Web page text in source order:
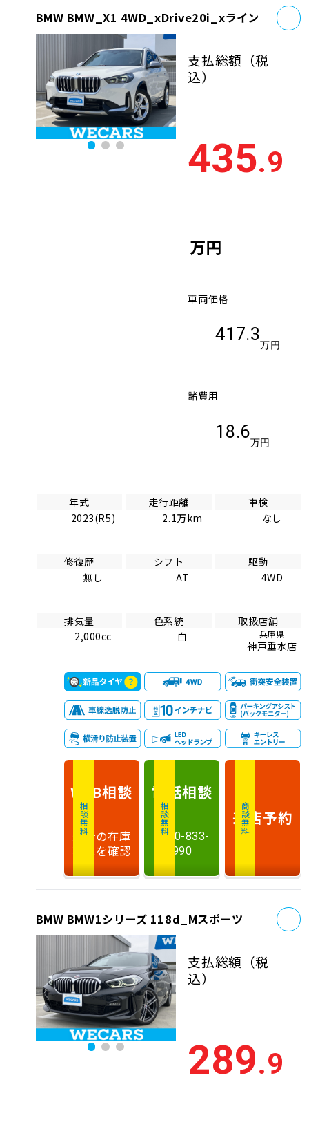
BMW BMW_X1 4WD_xDrive20i_xライン
支払総額 （税
込）
435.9
万円
車両価格
417.3
万円
諸費用
18.6
万円
年式
2023(R5)
走行距離
2.1万km
車検
なし
修復歴
無し
シフト
AT
駆動
4WD
排気量
2,000cc
色系統
白
取扱店舗
兵庫県
神戸垂水店
相談無料
WEB相談
最新の在庫
状況を確認
相談無料
電話相談
0120-833-
990
商談無料
来店予約
BMW BMW1シリーズ 118d_Mスポーツ
支払総額 （税
込）
289.9